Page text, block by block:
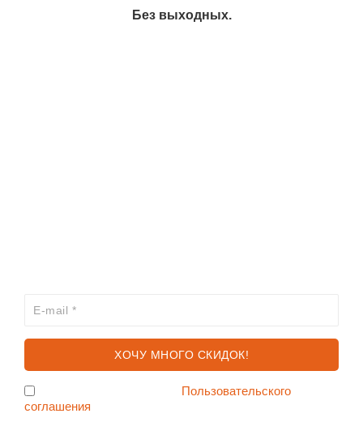
Без выходных.
Пользовательского
соглашения